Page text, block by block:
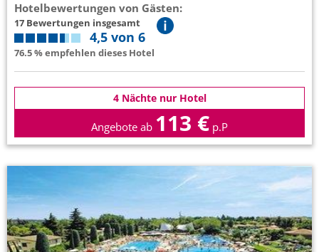
Hotelbewertungen von Gästen:
17 Bewertungen insgesamt
4,5 von 6
76.5 % empfehlen dieses Hotel
4 Nächte nur Hotel
Angebote ab 113 € p.P